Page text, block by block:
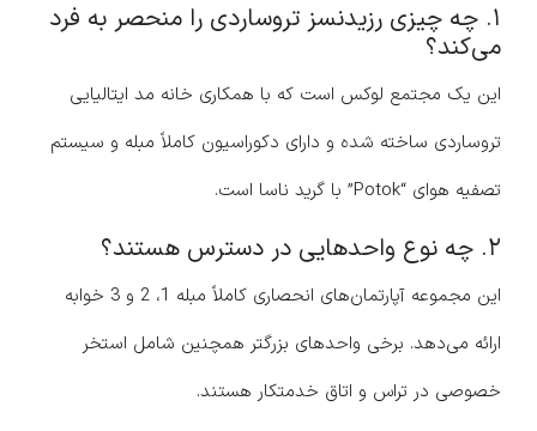
۱. چه چیزی رزیدنسز تروساردی را منحصر به فرد
می‌کند؟
این یک مجتمع لوکس است که با همکاری خانه مد ایتالیایی
تروساردی ساخته شده و دارای دکوراسیون کاملاً مبله و سیستم
تصفیه هوای “Potok” با گرید ناسا است.
۲. چه نوع واحدهایی در دسترس هستند؟
این مجموعه آپارتمان‌های انحصاری کاملاً مبله 1، 2 و 3 خوابه
ارائه می‌دهد. برخی واحدهای بزرگتر همچنین شامل استخر
خصوصی در تراس و اتاق خدمتکار هستند.